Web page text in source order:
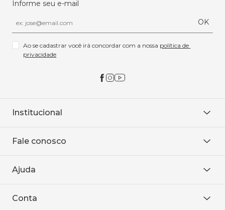
Informe seu e-mail
OK
Ao se cadastrar você irá concordar com a nossa política de
privacidade
Institucional
Onde encontrar
Baixe o APP
Fale conosco
WhatsApp
Ajuda
Política de entrega
Conta